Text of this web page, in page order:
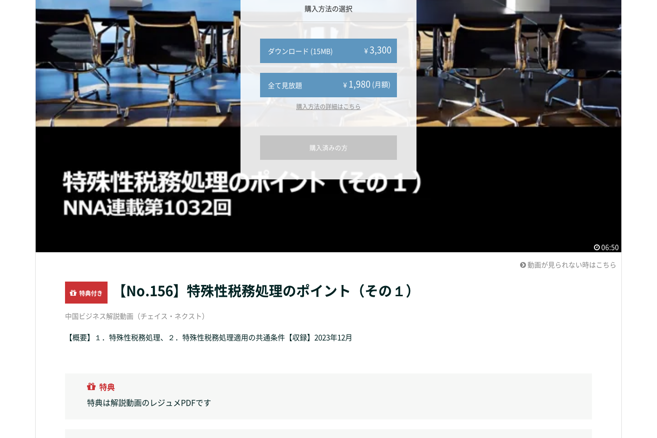
購入方法の選択
ダウンロード (15MB) ¥3,300
全て見放題 ¥ 1,980 (月額)
購入方法の詳細はこちら
購入済みの方
06:50
動画が見られない時はこちら
特典付き 【No.156】特殊性税務処理のポイント（その１）
中国ビジネス解説動画（チェイス・ネクスト）
【概要】１．特殊性税務処理、２．特殊性税務処理適用の共通条件【収録】2023年12月
特典
特典は解説動画のレジュメPDFです